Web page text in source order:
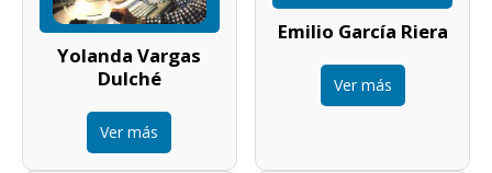
Yolanda Vargas
Dulché
Ver más
Emilio García Riera
Ver más